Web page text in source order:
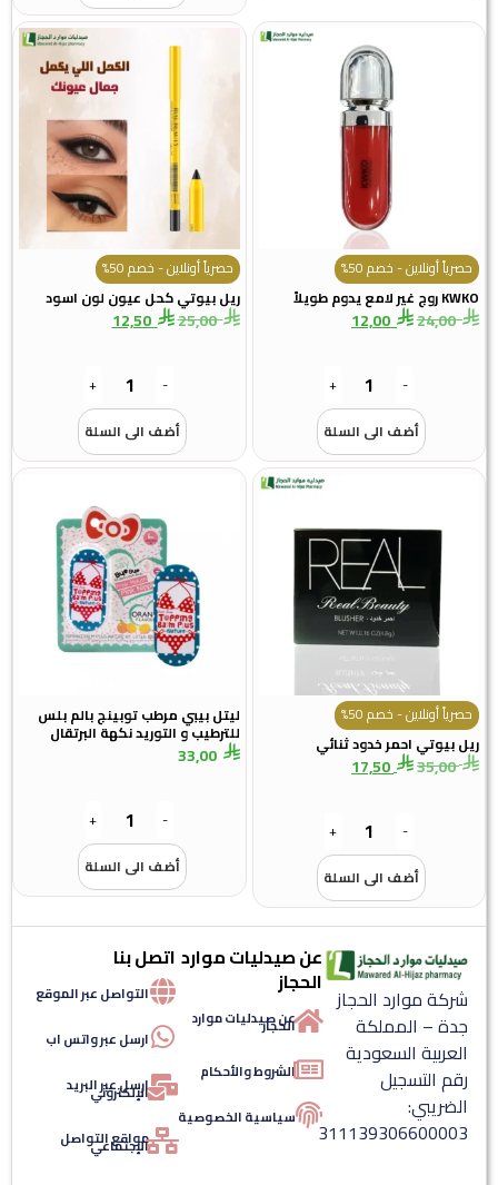
حصرياً أونلاين - خصم 50%
KWKO روج غير لامع يدوم طويلاً
24,00
12,00
-
+
أضف الى السلة
حصرياً أونلاين - خصم 50%
ريل بيوتي كحل عيون لون اسود
25,00
12,50
-
+
أضف الى السلة
حصرياً أونلاين - خصم 50%
ريل بيوتي احمر خدود ثنائي
35,00
17,50
-
+
أضف الى السلة
ليتل بيبي مرطب توبينج بالم بلس
للترطيب و التوريد نكهة البرتقال
33,00
-
+
أضف الى السلة
شركة موارد الحجاز
جدة – المملكة
العربية السعودية
رقم التسجيل
الضريبي:
311139306600003
عن صيدليات موارد
الحجاز
عن صيدليات موارد
الحجاز
الشروط والأحكام
سياسية الخصوصية
اتصل بنا
التواصل عبر الموقع
ارسل عبر واتس اب
ارسل عبر البريد
الإلكتروني
مواقع التواصل
الإجتماعي